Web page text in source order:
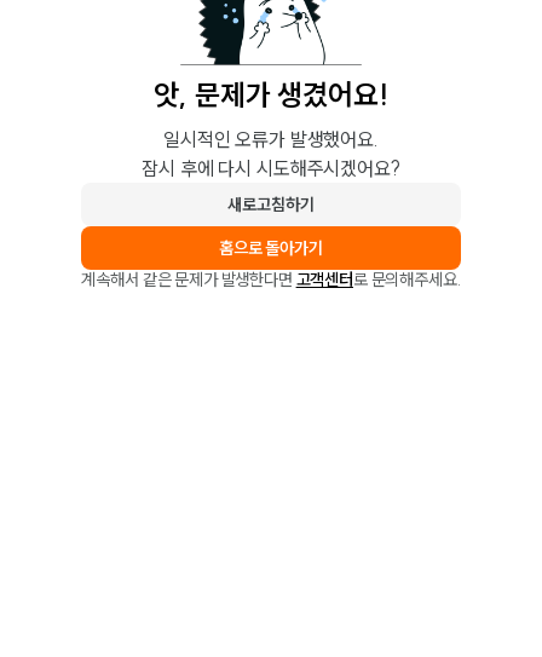
앗, 문제가 생겼어요!
일시적인 오류가 발생했어요.
잠시 후에 다시 시도해주시겠어요?
새로고침하기
홈으로 돌아가기
계속해서 같은 문제가 발생한다면 고객센터로 문의해주세요.